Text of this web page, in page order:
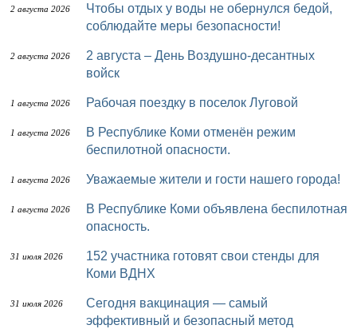
2 августа 2026
Чтобы отдых у воды не обернулся бедой,
соблюдайте меры безопасности!
2 августа 2026
2 августа – День Воздушно-десантных
войск
1 августа 2026 Рабочая поездку в поселок Луговой
1 августа 2026
В Республике Коми отменён режим
беспилотной опасности.
1 августа 2026 Уважаемые жители и гости нашего города!
1 августа 2026
В Республике Коми объявлена беспилотная
опасность.
31 июля 2026
152 участника готовят свои стенды для
Коми ВДНХ
31 июля 2026
Сегодня вакцинация — самый
эффективный и безопасный метод